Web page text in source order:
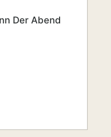
Der Abend